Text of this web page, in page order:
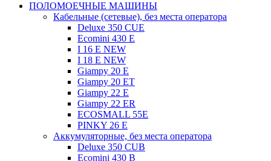
ПОЛОМОЕЧНЫЕ МАШИНЫ
Кабельные (сетевые), без места оператора
Deluxe 350 CUE
Ecomini 430 Е
I 16 E NEW
I 18 E NEW
Giampy 20 E
Giampy 20 EТ
Giampy 22 E
Giampy 22 ER
ECOSMALL 55E
PINKY 26 E
Аккумуляторные, без места оператора
Deluxe 350 CUB
Ecomini 430 B